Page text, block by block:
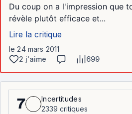
Du coup on a l'impression que
révèle plutôt efficace et...
Lire la critique
le 24 mars 2011
2 j'aime
699
7
Incertitudes
2339 critiques